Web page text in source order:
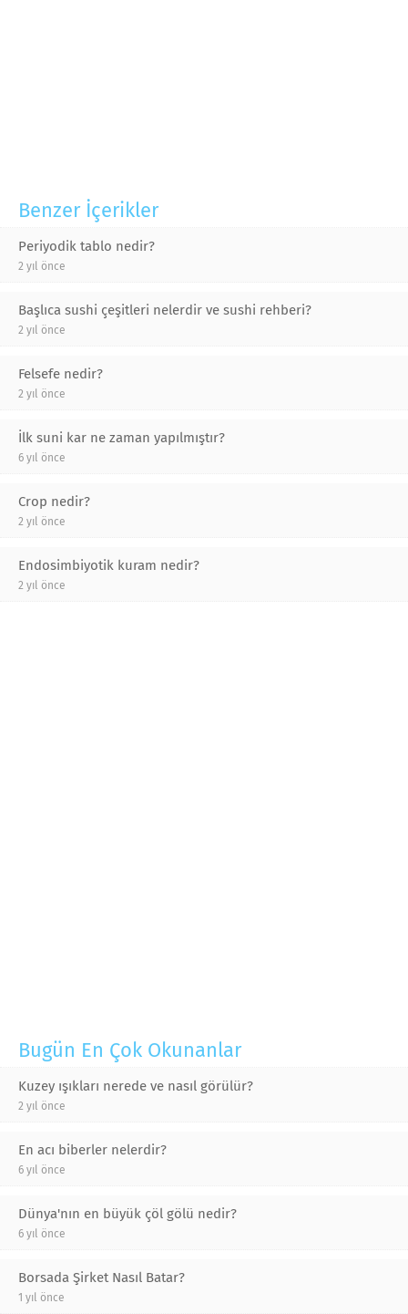
Benzer İçerikler
Periyodik tablo nedir?
2 yıl önce
Başlıca sushi çeşitleri nelerdir ve sushi rehberi?
2 yıl önce
Felsefe nedir?
2 yıl önce
İlk suni kar ne zaman yapılmıştır?
6 yıl önce
Crop nedir?
2 yıl önce
Endosimbiyotik kuram nedir?
2 yıl önce
Bugün En Çok Okunanlar
Kuzey ışıkları nerede ve nasıl görülür?
2 yıl önce
En acı biberler nelerdir?
6 yıl önce
Dünya'nın en büyük çöl gölü nedir?
6 yıl önce
Borsada Şirket Nasıl Batar?
1 yıl önce